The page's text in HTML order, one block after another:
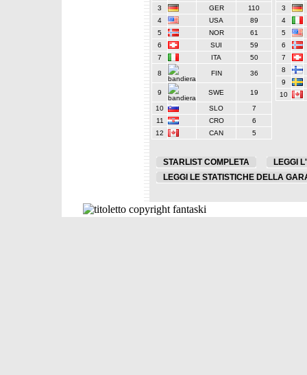
3
GER
110
4
USA
89
5
NOR
61
6
SUI
59
7
ITA 50
8 FIN 36
9 SWE 19
10 SLO
7
11
CRO
6
12
CAN 5
3
4
5
6
7
8
9
10
STARLIST COMPLETA
LEGGI
LEGGI LE STATISTICHE DELLA